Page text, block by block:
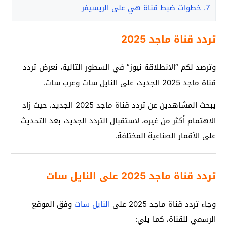
7. خطوات ضبط قناة هي على الريسيفر
تردد قناة ماجد 2025
وترصد لكم “الانطلاقة نيوز” في السطور التالية، نعرض تردد
قناة ماجد 2025 الجديد، على النايل سات وعرب سات.
يبحث المشاهدين عن تردد قناة ماجد 2025 الجديد، حيث زاد
الاهتمام أكثر من غيره، لاستقبال التردد الجديد، بعد التحديث
على الأقمار الصناعية المختلفة.
تردد قناة ماجد 2025 على النايل سات
وجاء تردد قناة ماجد 2025 على النايل سات وفق الموقع
الرسمي للقناة، كما يلي: